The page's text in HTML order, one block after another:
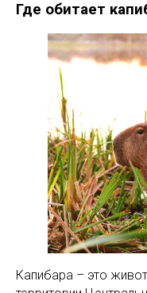
Где обитает
Капибара – это